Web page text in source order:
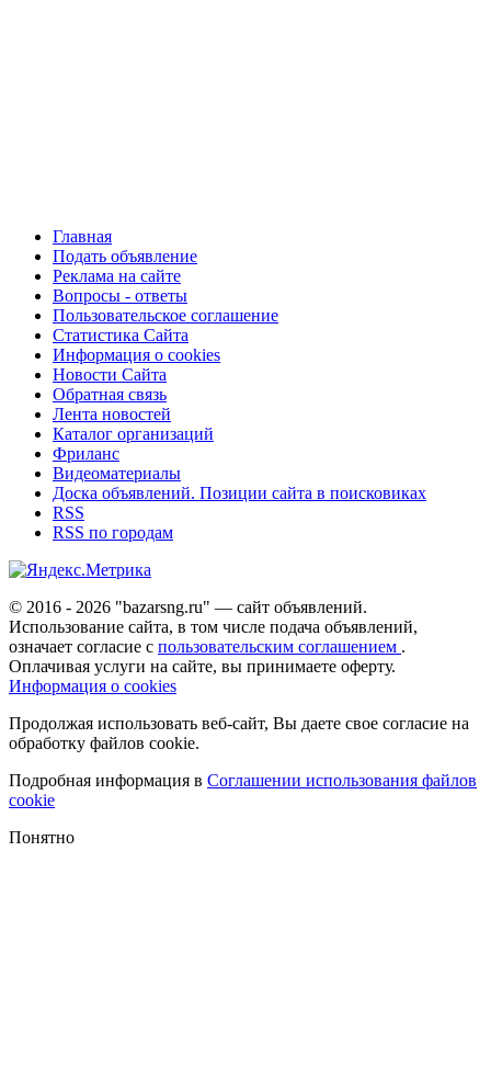
Главная
Подать объявление
Реклама на сайте
Вопросы - ответы
Пользовательское соглашение
Статистика Сайта
Информация о cookies
Новости Сайта
Обратная связь
Лента новостей
Каталог организаций
Фриланс
Видеоматериалы
Доска объявлений. Позиции сайта в поисковиках
RSS
RSS по городам
© 2016 - 2026 "bazarsng.ru" — сайт объявлений.
Использование сайта, в том числе подача объявлений,
означает согласие с пользовательским соглашением .
Оплачивая услуги на сайте, вы принимаете оферту.
Информация о cookies
Продолжая использовать веб-сайт, Вы даете свое согласие на
обработку файлов cookie.
Подробная информация в Соглашении использования файлов
cookie
Понятно